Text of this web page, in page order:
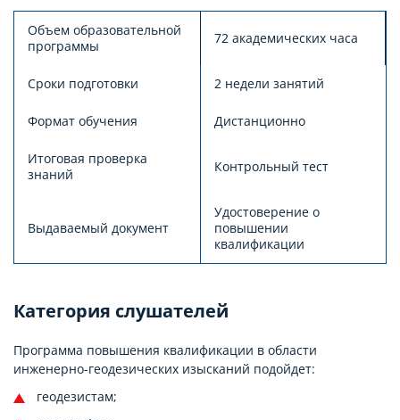
Объем образовательной
программы
72 академических часа
Сроки подготовки 2 недели занятий
Формат обучения Дистанционно
Итоговая проверка
знаний
Контрольный тест
Выдаваемый документ
Удостоверение о
повышении
квалификации
Категория слушателей
Программа повышения квалификации в области
инженерно-геодезических изысканий подойдет:
геодезистам;